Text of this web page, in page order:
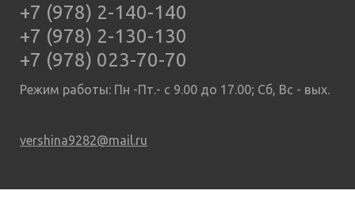
+7 (978) 2-140-140
+7 (978) 2-130-130
+7 (978) 023-70-70
Режим работы: Пн -Пт.- с 9.00 до 17.00; Сб, Вс - вых.
vershina9282@mail.ru